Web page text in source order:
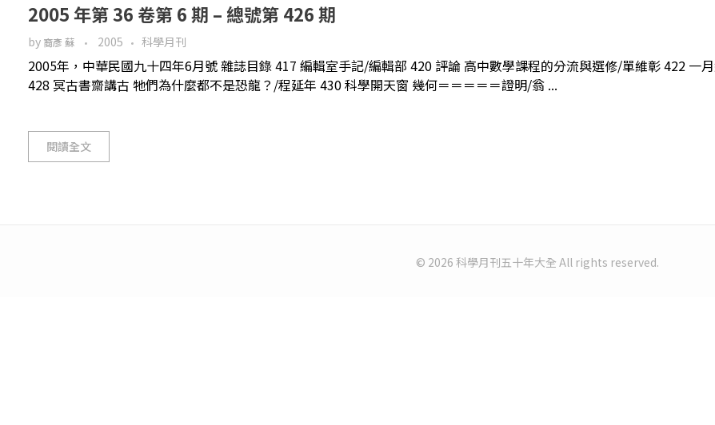
2005 年第 36 卷第 6 期 – 總號第 426 期
by 裔彥 蘇 2005 科學月刊
2005年，中華民國九十四年6月號 雜誌目錄 417 編輯室手記/編輯部 420 評論 高中數學課程的分流與選修/單維彰 422 一
428 冥古書齋講古 牠們為什麼都不是恐龍？/程延年 430 科學開天窗 幾何＝＝＝＝＝證明/翁 ...
閱讀全文
© 2026 科學月刊五十年大全 All rights reserved.